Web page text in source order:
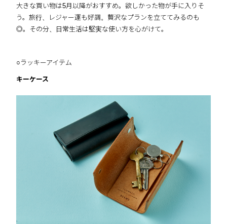
大きな買い物は5月以降がおすすめ。欲しかった物が手に入りそ
う。旅行、レジャー運も好調。贅沢なプランを立ててみるのも
◎。その分、日常生活は堅実な使い方を心がけて。
○ラッキーアイテム
キーケース